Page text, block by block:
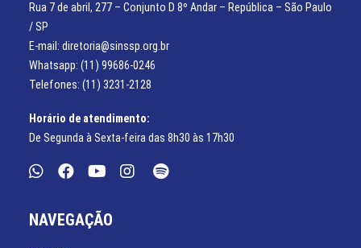
Rua 7 de abril, 277 – Conjunto D 8º Andar – República – São Paulo
/ SP
E-mail: diretoria@sinssp.org.br
Whatsapp: (11) 99686-0246
Telefones: (11) 3231-2128
Horário de atendimento:
De Segunda à Sexta-feira das 8h30 às 17h30
NAVEGAÇÃO